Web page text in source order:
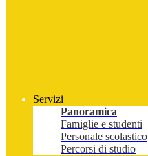
Servizi
Panoramica
Famiglie e studenti
Personale scolastico
Percorsi di studio